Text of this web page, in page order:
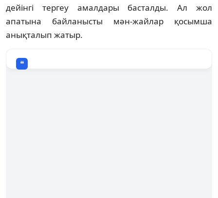
дейінгі тергеу амалдары басталды. Ал жол
апатына байланысты мән-жайлар қосымша
анықталып жатыр.